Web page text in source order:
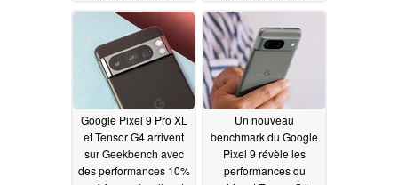
9 Pro XL, le Pixel 9 Pro
Fold et la série Pixel
Watch 3 également
selon les rumeurs
06/26/2024
Google Pixel 9 Pro XL
et Tensor G4 arrivent
sur Geekbench avec
des performances 10%
Un nouveau
benchmark du Google
Pixel 9 révèle les
performances du